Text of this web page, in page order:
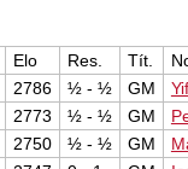
Elo Res. Tít.
2786 ½ - ½ GM
2773 ½ - ½ GM
2750 ½ - ½ GM